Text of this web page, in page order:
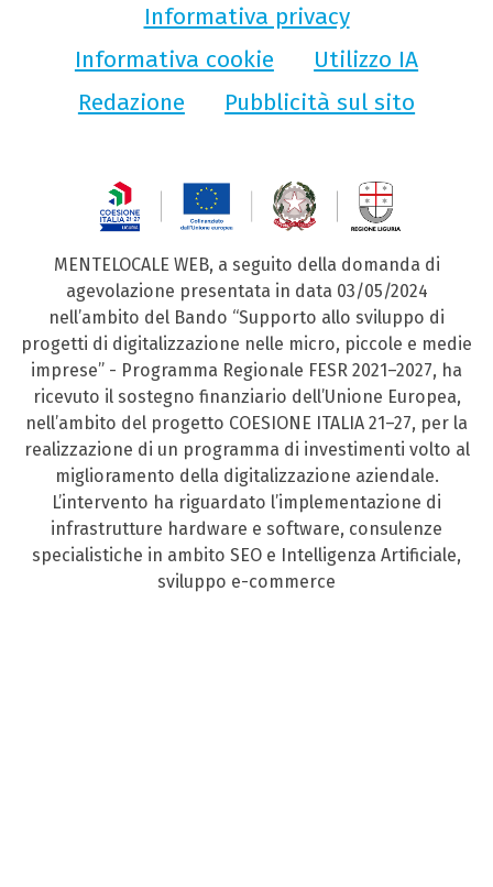
Informativa privacy
Informativa cookie
Utilizzo IA
Redazione
Pubblicità sul sito
MENTELOCALE WEB, a seguito della domanda di
agevolazione presentata in data 03/05/2024
nell’ambito del Bando “Supporto allo sviluppo di
progetti di digitalizzazione nelle micro, piccole e medie
imprese” - Programma Regionale FESR 2021–2027, ha
ricevuto il sostegno finanziario dell’Unione Europea,
nell’ambito del progetto COESIONE ITALIA 21–27, per la
realizzazione di un programma di investimenti volto al
miglioramento della digitalizzazione aziendale.
L’intervento ha riguardato l’implementazione di
infrastrutture hardware e software, consulenze
specialistiche in ambito SEO e Intelligenza Artificiale,
sviluppo e-commerce